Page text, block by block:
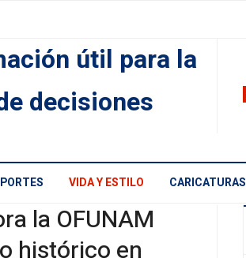
útil para la
decisiones
VIDA Y ESTILO CARICATURAS
la OFUNAM
histórico en